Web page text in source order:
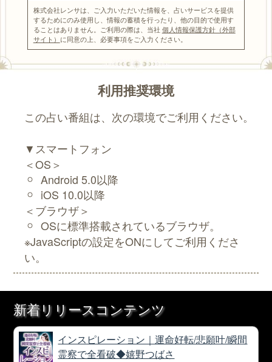
株式会社レンサは、ご入力いただいた情報を、占いサービスを提供
するためにのみ使用し、情報の蓄積を行ったり、他の目的で使用す
ることはありません。ご利用の際は、当社 個人情報保護方針（外部
サイト） に同意の上、必要事項をご入力ください。
利用推奨環境
この占い番組は、次の環境でご利用ください。
▼スマートフォン
＜OS＞
Android 5.0以降
iOS 10.0以降
＜ブラウザ＞
OSに標準搭載されているブラウザ。
※JavaScriptの設定をONにしてご利用くださ
い。
新着リリースコンテンツ
インスピレーション｜運命好転/悲願叶/瞬間
霊察で全看破◆嬉野つばさ